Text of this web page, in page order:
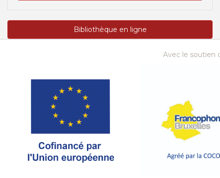
Bibliothèque en ligne
Avec le soutien